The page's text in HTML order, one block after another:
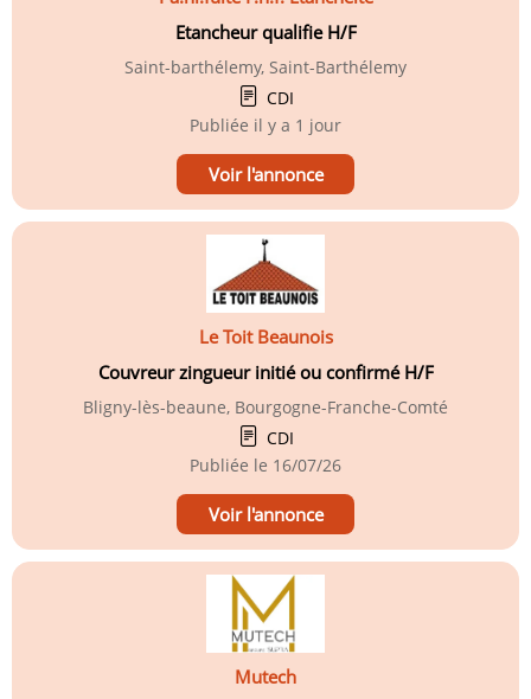
Etancheur qualifie H/F
Saint-barthélemy, Saint-Barthélemy
CDI
Publiée il y a 1 jour
Voir l'annonce
Le Toit Beaunois
Couvreur zingueur initié ou confirmé H/F
Bligny-lès-beaune, Bourgogne-Franche-Comté
CDI
Publiée le 16/07/26
Voir l'annonce
Mutech